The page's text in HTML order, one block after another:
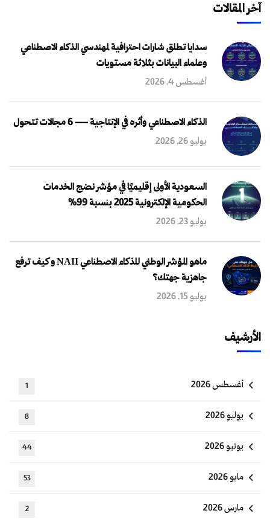
آخر المقالات
سدايا تطلق شارات احترافية لمهندسي الذكاء الاصطناعي
وعلماء البيانات بثلاثة مستويات
أغسطس 4, 2026
الذكاء الاصطناعي وأثره في الإنتاجية — 6 مجالات تتحول
يوليو 26, 2026
السعودية الأولى إقليميًا في مؤشر نضج الخدمات
الحكومية الإلكترونية 2025 بنسبة 99%
يوليو 23, 2026
ماهو المؤشر الوطني للذكاء الاصطناعي NAII و كيف ترفع
جاهزية جهتك؟
يوليو 15, 2026
الأرشيف
أغسطس 2026 1
يوليو 2026 8
يونيو 2026 44
مايو 2026 53
مارس 2026 2